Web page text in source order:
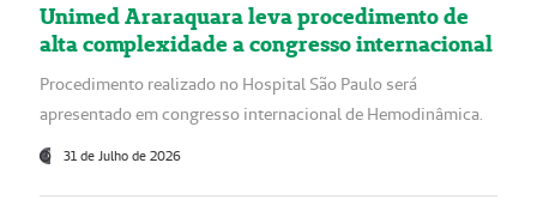
Unimed Araraquara leva procedimento de
alta complexidade a congresso internacional
Procedimento realizado no Hospital São Paulo será
apresentado em congresso internacional de Hemodinâmica.
31 de Julho de 2026